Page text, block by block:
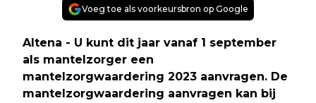
Voeg toe als voorkeursbron op Google
Altena - U kunt dit jaar vanaf 1 september
als mantelzorger een
mantelzorgwaardering 2023 aanvragen. De
mantelzorgwaardering aanvragen kan bij